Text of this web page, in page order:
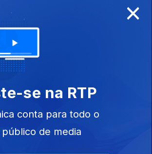
×
se na RTP
conta para todo o
de media